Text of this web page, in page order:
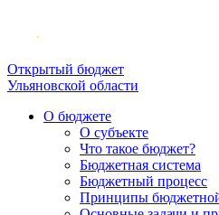
Открытый бюджет
Ульяновской области
О бюджете
О субъекте
Что такое бюджет?
Бюджетная система
Бюджетный процесс
Принципы